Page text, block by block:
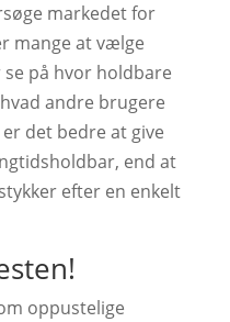
markedet for
mange at vælge
på hvor holdbare
andre brugere
det bedre at give
end at
efter en enkelt
oppustelige